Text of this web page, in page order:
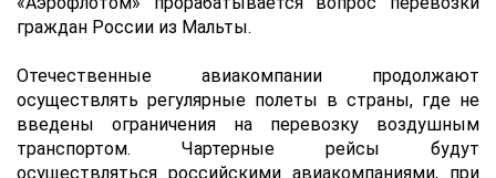
граждан России из Мальты.
Отечественные авиакомпании продолжают
осуществлять регулярные полеты в страны, где не
введены ограничения на перевозку воздушным
транспортом. Чартерные рейсы будут
осуществляться российскими авиакомпаниями, при